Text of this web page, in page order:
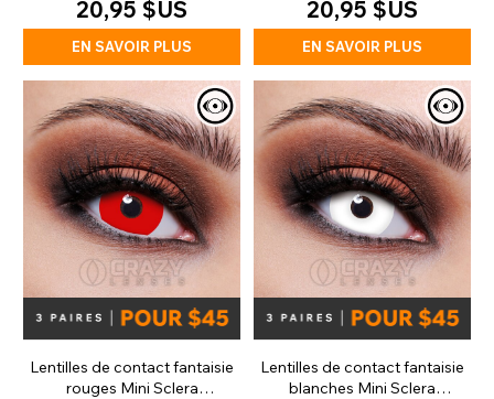
20,95 $US
EN SAVOIR PLUS
20,95 $US
EN SAVOIR PLUS
Lentilles de contact fantaisie
rouges Mini Sclera
Lentilles de contact fantaisie
blanches Mini Sclera